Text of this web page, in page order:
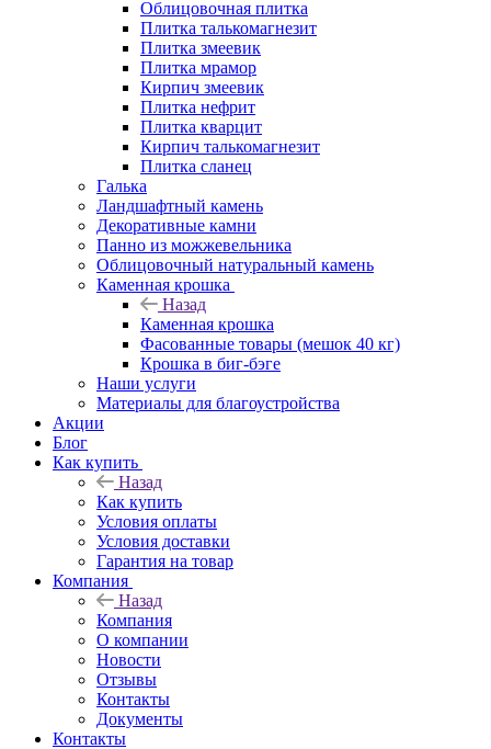
Облицовочная плитка
Плитка талькомагнезит
Плитка змеевик
Плитка мрамор
Кирпич змеевик
Плитка нефрит
Плитка кварцит
Кирпич талькомагнезит
Плитка сланец
Галька
Ландшафтный камень
Декоративные камни
Панно из можжевельника
Облицовочный натуральный камень
Каменная крошка
Назад
Каменная крошка
Фасованные товары (мешок 40 кг)
Крошка в биг-бэге
Наши услуги
Материалы для благоустройства
Акции
Блог
Как купить
Назад
Как купить
Условия оплаты
Условия доставки
Гарантия на товар
Компания
Назад
Компания
О компании
Новости
Отзывы
Контакты
Документы
Контакты